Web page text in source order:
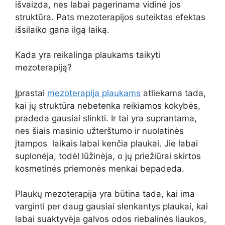
išvaizda, nes labai pagerinama vidinė jos
struktūra. Pats mezoterapijos suteiktas efektas
išsilaiko gana ilgą laiką.
Kada yra reikalinga plaukams taikyti
mezoterapiją?
Įprastai mezoterapija plaukams atliekama tada,
kai jų struktūra nebetenka reikiamos kokybės,
pradeda gausiai slinkti. Ir tai yra suprantama,
nes šiais masinio užterštumo ir nuolatinės
įtampos laikais labai kenčia plaukai. Jie labai
suplonėja, todėl lūžinėja, o jų priežiūrai skirtos
kosmetinės priemonės menkai bepadeda.
Plaukų mezoterapija yra būtina tada, kai ima
varginti per daug gausiai slenkantys plaukai, kai
labai suaktyvėja galvos odos riebalinės liaukos,